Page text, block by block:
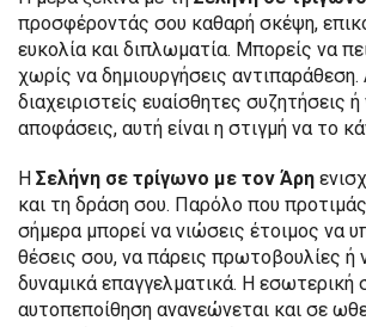
προσφέροντάς σου καθαρή σκέψη,
ευκολία και διπλωματία. Μπορείς να
χωρίς να δημιουργήσεις αντιπαράθεση.
διαχειριστείς ευαίσθητες συζητήσεις
αποφάσεις, αυτή είναι η στιγμή να το
Η Σελήνη σε τρίγωνο με τον Άρη
και τη δράση σου. Παρόλο που
σήμερα μπορεί να νιώσεις έτοιμος να
θέσεις σου, να πάρεις πρωτοβουλίες ή
δυναμικά επαγγελματικά. Η εσωτερική
αυτοπεποίθηση ανανεώνεται και σε